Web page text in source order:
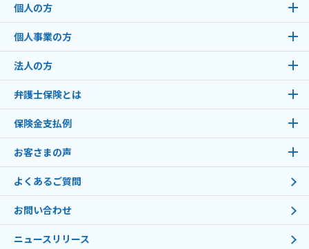
個人の方
個人事業の方
法人の方
弁護士保険とは
保険金支払例
お客さまの声
よくあるご質問
お問い合わせ
ニュースリリース